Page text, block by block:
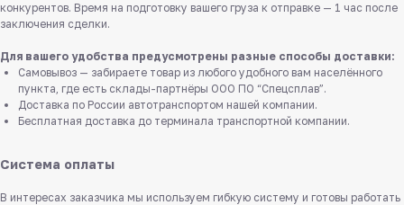
конкурентов. Время на подготовку вашего груза к отправке — 1 час после
заключения сделки.
Для вашего удобства предусмотрены разные способы доставки:
Самовывоз — забираете товар из любого удобного вам населённого
пункта, где есть склады-партнёры ООО ПО “Спецсплав”.
Доставка по России автотранспортом нашей компании.
Бесплатная доставка до терминала транспортной компании.
Система оплаты
В интересах заказчика мы используем гибкую систему и готовы работать